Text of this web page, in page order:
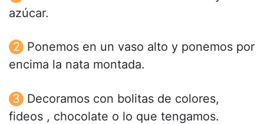
azúcar.
Ponemos en un vaso alto y ponemos por
encima la nata montada.
Decoramos con bolitas de colores,
fideos , chocolate o lo que tengamos.